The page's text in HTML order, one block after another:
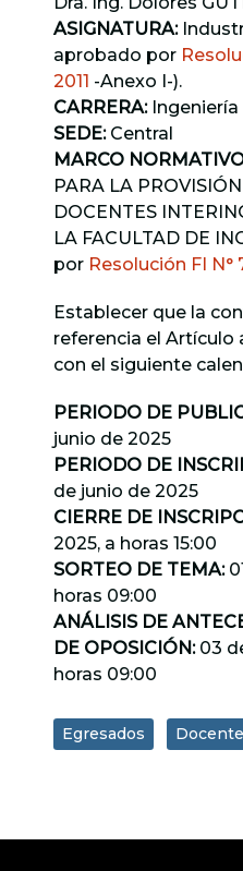
ASIGNATURA:
aprobado por
2011 -Anexo I-).
CARRERA:Ingeniería
SEDE: Central
MARCO
PARA LA
DOCENTES
LA FACULTAD DE
por Resolución FI N°
Establecer que la
referencia el Artículo
con el siguiente
PERIODO DE
junio de 2025
PERIODO DE
de junio de 2025
CIERRE DE
2025, a horas 15:00
SORTEO DE TEMA:
horas 09:00
ANÁLISIS DE
DE OPOSICIÓN:03
horas 09:00
Egresados